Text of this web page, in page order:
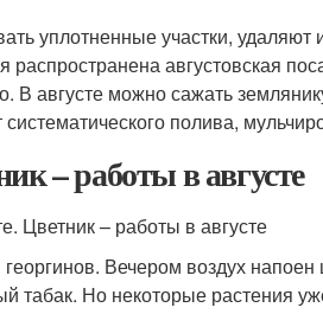
уплотненные участки,
августовская
В августе можно сажать
полива,
– работы в августе
Вечером воздух
табак. Но некоторые растения